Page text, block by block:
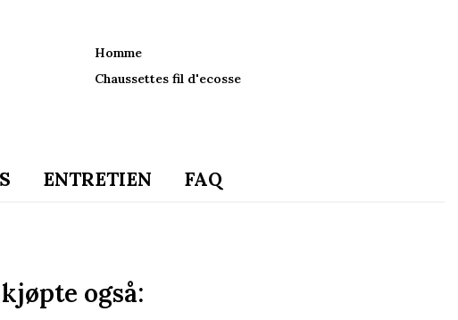
Homme
Chaussettes fil d'ecosse
ENTRETIEN FAQ
også: